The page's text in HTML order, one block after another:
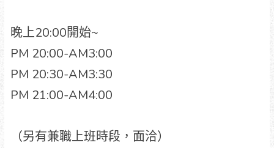
晚上20:00開始~
PM 20:00-AM3:00
PM 20:30-AM3:30
PM 21:00-AM4:00
（另有兼職上班時段，面洽）